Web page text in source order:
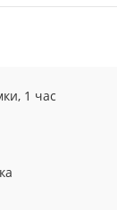
1 час